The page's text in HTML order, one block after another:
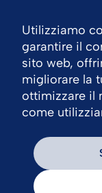
Utilizziamo
garantire il
sito web,
migliorare la
ottimizzare il
come